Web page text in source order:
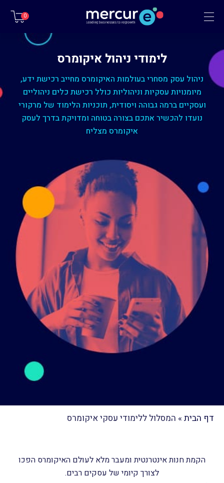
תפריט 0
לימודי ניהול איקומרס
ניהול עסק מסחרי בעולמות האיקומרס מחייב רכישת ידע,
מיומנויות עסקיות וניהוליות כולל רכישת כלים ניהוליים
ועסקיים ברמה גבוהה ויסודית, תוכניות הלימוד של מרקורי
נועדו להכשיר אתכם בצורה בטוחה ומדויקת בדרך לעסק
איקומרס מצליח
דף הבית » המסלול ללימודי עסקי איקומרס
הקמת חנות אינטרנטית ומעבר מלא לעולם האיקומרס הפכו
לצורך קיומי של עסקים רבים.